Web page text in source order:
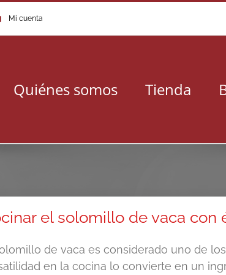
Mi cuenta
Quiénes somos Tienda
el solomillo de vaca con
de vaca es considerado uno de
en la cocina lo convierte en un